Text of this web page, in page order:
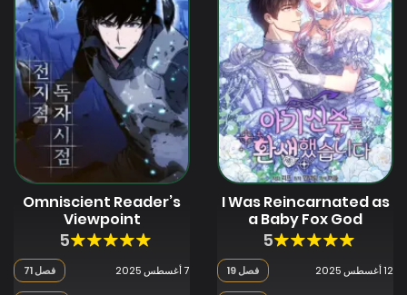
I Was Reincarnated as
a Baby Fox God
5
فصل 19 12 أغسطس 2025
Omniscient Reader’s
Viewpoint
5
فصل 71 7 أغسطس 2025